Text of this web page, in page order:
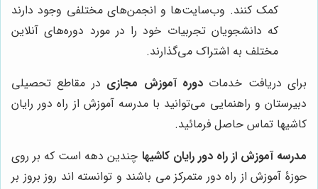
کمک کنند. وب‌سایت‌ها و انجمن‌های مختلفی وجود دارند
که دانشجویان تجربیات خود را در مورد دوره‌های آنلاین
مختلف به اشتراک می‌گذارند.
برای دریافت خدماتدوره آموزش مجازی در مقاطع تحصیلی
دبیرستان و راهنمایی می‌توانید با مدرسه آموزش از راه دور رایان
کاشیها تماس حاصل فرمائید.
مدرسه آموزش از راه دور رایان کاشیها چندین دهه است که بر روی
حوزۀ آموزش از راه دور متمرکز می باشند و توانسته اند روز بروز بر